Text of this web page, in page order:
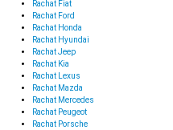
Rachat Fiat
Rachat Ford
Rachat Honda
Rachat Hyundai
Rachat Jeep
Rachat Kia
Rachat Lexus
Rachat Mazda
Rachat Mercedes
Rachat Peugeot
Rachat Porsche